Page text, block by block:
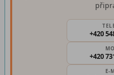
+420
+420
E-